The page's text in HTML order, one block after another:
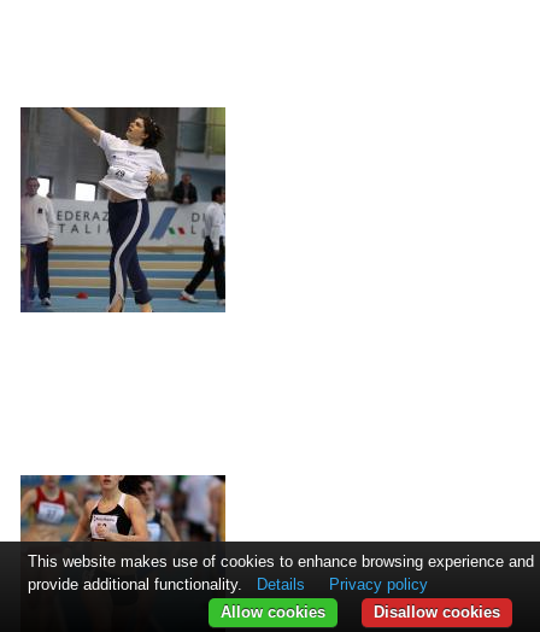
This website makes use of cookies to enhance browsing experience and
provide additional functionality.
Details
Privacy policy
Disallow cookies
Allow cookies